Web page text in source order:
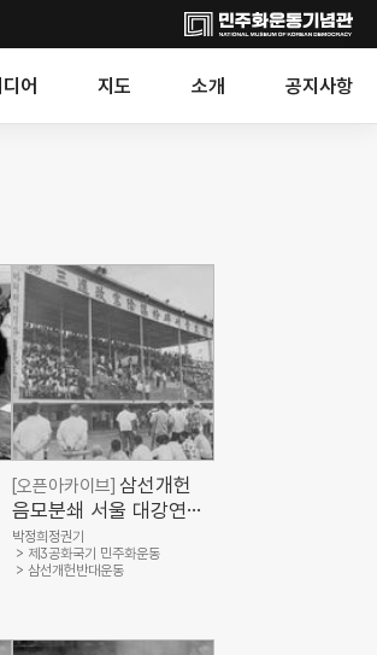
어 지도 소개 공지사항
[오픈아카이브] 삼선개헌
음모분쇄 서울 대강연회
전경(경향신문사, 민주화
운동기념사업회)
박정희정권기
제3공화국기 민주화운동
삼선개헌반대운동